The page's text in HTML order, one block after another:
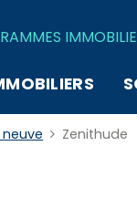
Zenithude